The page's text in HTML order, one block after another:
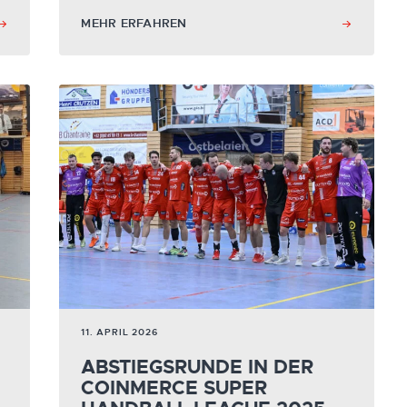
MEHR ERFAHREN
11. APRIL 2026
ABSTIEGSRUNDE IN DER
COINMERCE SUPER